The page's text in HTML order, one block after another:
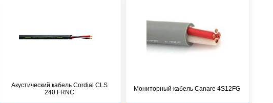
Акустический кабель Cordial CLS
240 FRNC
Мониторный кабель Canare 4S12FG